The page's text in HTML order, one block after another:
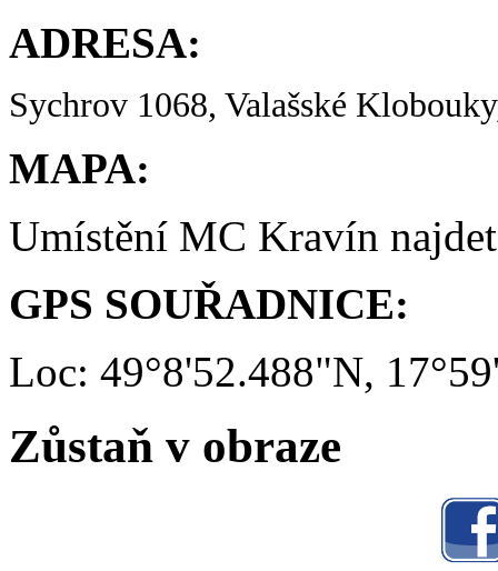
ADRESA:
Sychrov 1068, Valašské
MAPA:
Umístění MC Kravín
GPS SOUŘADNICE:
Loc: 49°8'52.488"N,
Zůstaň v obraze